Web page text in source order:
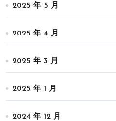
2025 年 5 月
2025 年 4 月
2025 年 3 月
2025 年 1 月
2024 年 12 月